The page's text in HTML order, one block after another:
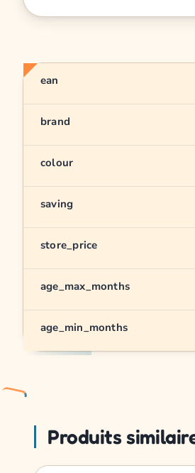
ean
brand
colour
saving
store_price
age_max_months
age_min_months
Produits